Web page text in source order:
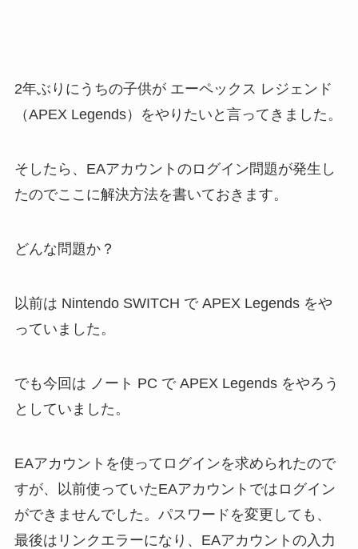
2年ぶりにうちの子供が エーペックス レジェンド
（APEX Legends）をやりたいと言ってきました。
そしたら、EAアカウントのログイン問題が発生し
たのでここに解決方法を書いておきます。
どんな問題か？
以前は Nintendo SWITCH で APEX Legends をや
っていました。
でも今回は ノート PC で APEX Legends をやろう
としていました。
EAアカウントを使ってログインを求められたので
すが、以前使っていたEAアカウントではログイン
ができませんでした。パスワードを変更しても、
最後はリンクエラーになり、EAアカウントの入力